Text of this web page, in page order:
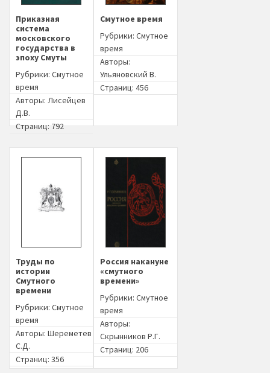
Приказная
система
московского
государства в
эпоху Смуты
Рубрики: Смутное
время
Авторы: Лисейцев
Д.В.
Страниц: 792
Смутное время
Рубрики: Смутное
время
Авторы:
Ульяновский В.
Страниц: 456
Труды по
истории
Смутного
времени
Рубрики: Смутное
время
Авторы: Шереметев
С.Д.
Страниц: 356
Россия накануне
«смутного
времени»
Рубрики: Смутное
время
Авторы:
Скрынников Р.Г.
Страниц: 206